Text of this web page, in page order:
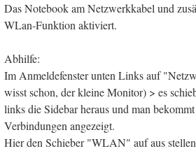
Das Notebook am Netzwerkkabel und
WLan-Funktion aktiviert.
Abhilfe:
Im Anmeldefenster unten Links auf
wisst schon, der kleine Monitor) > es
links die Sidebar heraus und man
Verbindungen angezeigt.
Hier den Schieber "WLAN" auf aus